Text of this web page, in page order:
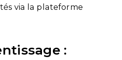
via la plateforme
: